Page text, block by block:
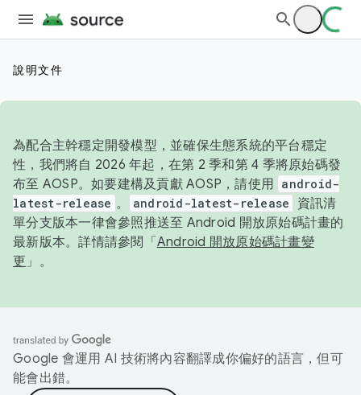
說明文件
為配合主幹穩定開發模型，並確保生態系統的平台穩定
性，我們將自 2026 年起，在第 2 季和第 4 季將原始碼發
布至 AOSP。如要建構及貢獻 AOSP，請使用 android-
latest-release 。 android-latest-release
資訊清
單分支版本一律會參照推送至 Android 開放原始碼計畫的
最新版本。詳情請參閱「 Android 開放原始碼計畫變
更 」。
Google 會運用 AI 技術將內容翻譯成你偏好的語言，但可
能會出錯。